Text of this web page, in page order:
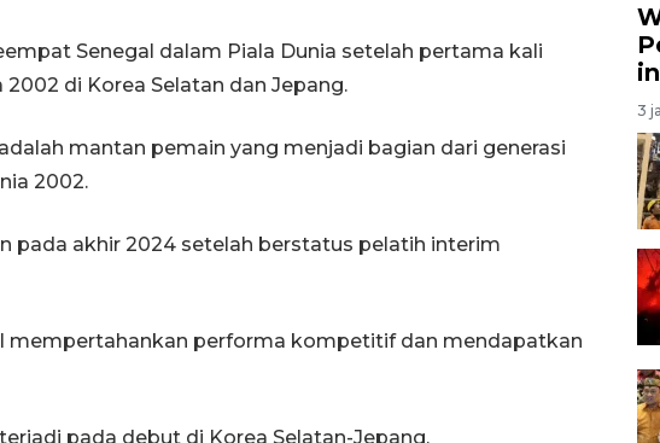
Senegal dalam Piala Dunia setelah pertama kali
di Korea Selatan dan Jepang.
mantan pemain yang menjadi bagian dari generasi
2002.
pada akhir 2024 setelah berstatus pelatih interim
mempertahankan performa kompetitif dan mendapatkan
pada debut di Korea Selatan-Jepang.
3